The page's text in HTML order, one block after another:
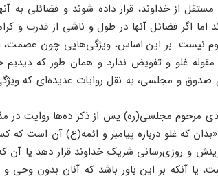
از خداوند، قرار داده شوند و فضائلی به
اما اگر فضائل آنها در طول و ناشی از قدرت و
نیست. بر این اساس، ویژگی‌هایی چون
غلو و تفویض ندارد و همان طور که دیدیم
صدوق و مجلسی، به نقل روایات عدیده‌ای که
مرحوم مجلسی(ره) پس از ذکر ده‌ها روایت در
که غلو درباره پیامبر و ائمه(ع) آن است که
و روزی‌رسانی شریک خداوند قرار دهد یا آن
یا آنکه بر این باور باشد که آنان بدون وحی